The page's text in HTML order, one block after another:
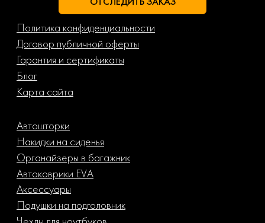
Политика конфиденциальности
Договор публичной оферты
Гарантия и сертификаты
Блог
Карта сайта
Автошторки
Накидки на сиденья
Органайзеры в багажник
Автоковрики EVA
Аксессуары
Подушки на подголовник